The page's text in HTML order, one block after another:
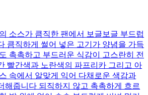
소스가 큼직한 팬에서 보글보글 부드럽
큼직하게 썰어 넣은 고기가 양념을 가득
촉촉하고 부드러운 식감이 고스란히 전
빨간색과 노란색의 파프리카 그리고 아
속에서 알맞게 익어 다채로운 색감과
해줍니다 되직하지 않고 촉촉하게 흐르